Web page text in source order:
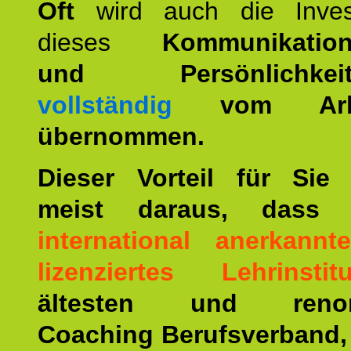
Oft wird auch die
dieses
und
vollständig vom
übernommen.
Dieser Vorteil für Sie
meist daraus,
international
lizenziertes
ältesten und
Coaching